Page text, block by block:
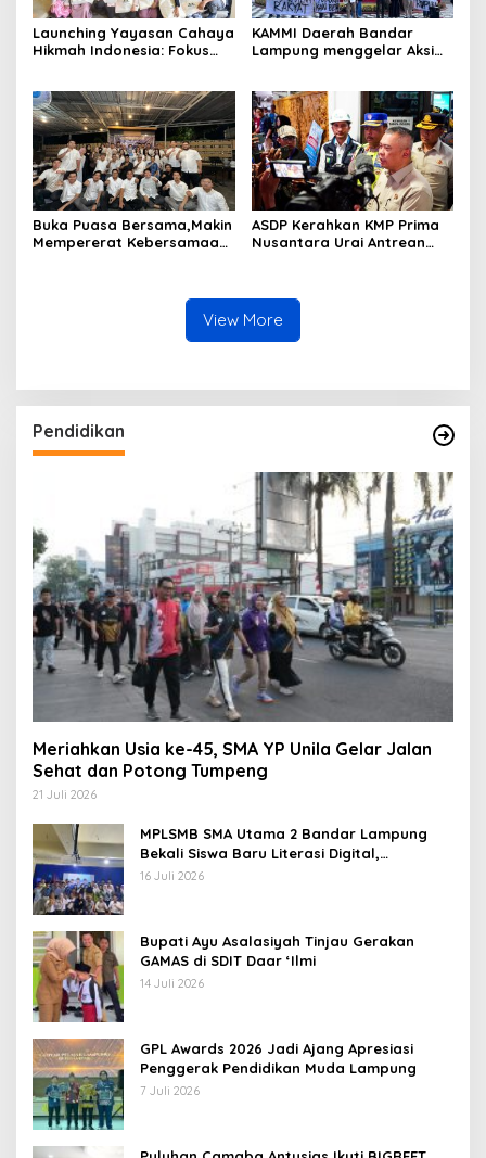
Launching Yayasan Cahaya
Hikmah Indonesia: Fokus
KAMMI Daerah Bandar
Lampung menggelar Aksi
Buka Puasa Bersama,Makin
Mempererat Kebersamaan
ASDP Kerahkan KMP Prima
Nusantara Urai Antrean
View More
Pendidikan
Meriahkan Usia ke-45, SMA YP Unila Gelar Jalan
Sehat dan Potong Tumpeng
21 Juli 2026
MPLSMB SMA Utama 2 Bandar Lampung
Bekali Siswa Baru Literasi Digital,
Jurnalistik, dan Etika Bermedia Sosial
16 Juli 2026
Bupati Ayu Asalasiyah Tinjau Gerakan
GAMAS di SDIT Daar ‘Ilmi
14 Juli 2026
GPL Awards 2026 Jadi Ajang Apresiasi
Penggerak Pendidikan Muda Lampung
7 Juli 2026